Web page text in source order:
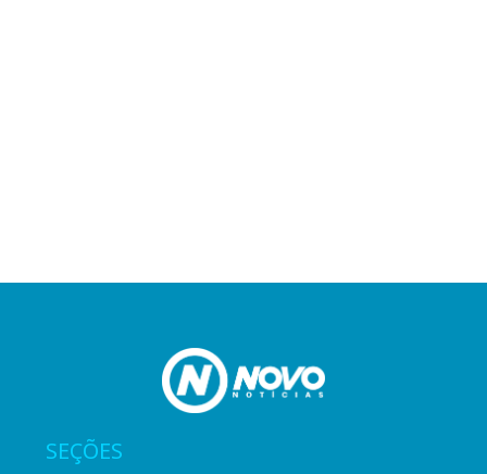
SEÇÕES